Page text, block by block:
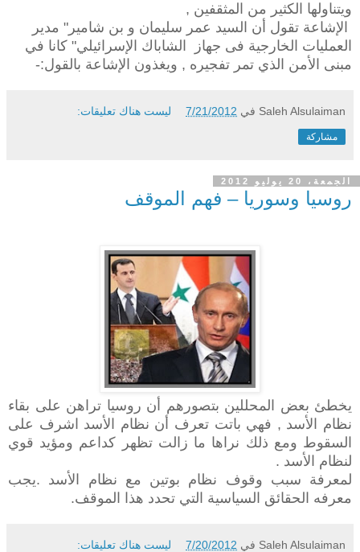
ويتناولها الكثير من المثقفين ,
الإشاعة تقول أن السيد عمر سليمان و بن شامير" مدير
العمليات الخارجية فى جهاز
الشاباك الإسرائيلي" كانا في
مبنى الأمن الذي تمر تفجيره , ويغذون الإشاعة بالقول:-
Saleh Alsulaiman في 7/21/2012 ليست هناك تعليقات:
مشاركة
الجمعة، 20 يوليو 2012
روسيا وسوريا – فهم الموقف
يخطئ بعض المحللين بتصورهم أن روسيا تراهن على بقاء
نظام الأسد , فهي باتت تعرف أن نظام الأسد اشرف على
السقوط ومع ذلك نراها ما زالت تظهر كداعم ومؤيد قوي
لنظام الأسد .
لمعرفة سبب وقوف نظام بوتين مع نظام الأسد .يجب
معرفه الحقائق السياسية التي تحدد هذا الموقف.
Saleh Alsulaiman في 7/20/2012 ليست هناك تعليقات: